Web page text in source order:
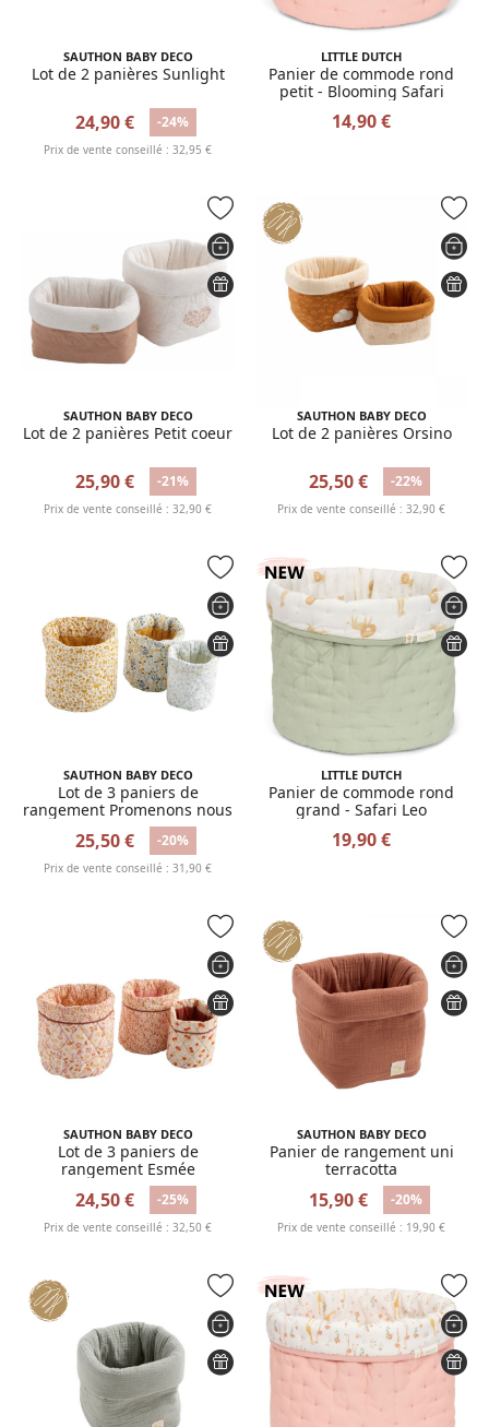
SAUTHON BABY DECO
Lot de 2 panières Sunlight
24,90 € -24%
Prix de vente conseillé : 32,95 €
LITTLE DUTCH
Panier de commode rond
petit - Blooming Safari
14,90 €
SAUTHON BABY DECO
Lot de 2 panières Petit coeur
25,90 € -21%
Prix de vente conseillé : 32,90 €
SAUTHON BABY DECO
Lot de 2 panières Orsino
25,50 € -22%
Prix de vente conseillé : 32,90 €
SAUTHON BABY DECO
Lot de 3 paniers de
rangement Promenons nous
25,50 € -20%
Prix de vente conseillé : 31,90 €
LITTLE DUTCH
Panier de commode rond
grand - Safari Leo
19,90 €
SAUTHON BABY DECO
Lot de 3 paniers de
rangement Esmée
24,50 € -25%
Prix de vente conseillé : 32,50 €
SAUTHON BABY DECO
Panier de rangement uni
terracotta
15,90 € -20%
Prix de vente conseillé : 19,90 €